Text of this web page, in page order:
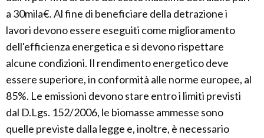
a 30mila€. Al fine di beneficiare della detrazione i
lavori devono essere eseguiti come miglioramento
dell'efficienza energetica e si devono rispettare
alcune condizioni. Il rendimento energetico deve
essere superiore, in conformità alle norme europee, al
85%. Le emissioni devono stare entro i limiti previsti
dal D.Lgs. 152/2006, le biomasse ammesse sono
quelle previste dalla legge e, inoltre, è necessario